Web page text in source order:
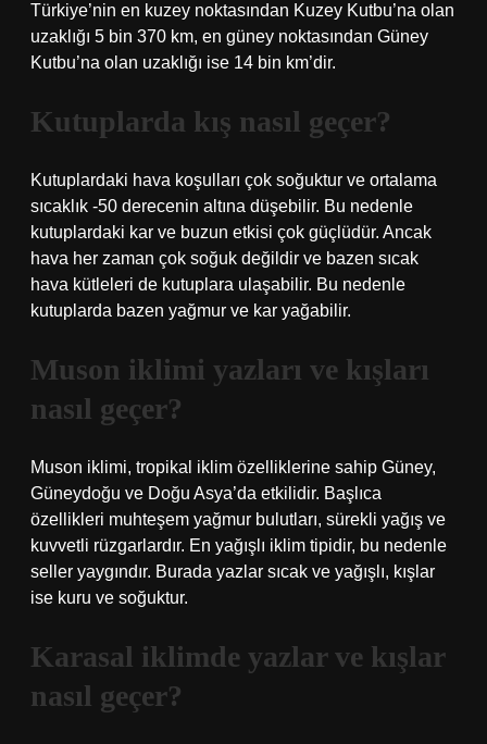
Türkiye’nin en kuzey noktasından Kuzey Kutbu’na olan
uzaklığı 5 bin 370 km, en güney noktasından Güney
Kutbu’na olan uzaklığı ise 14 bin km’dir.
Kutuplarda kış nasıl geçer?
Kutuplardaki hava koşulları çok soğuktur ve ortalama
sıcaklık -50 derecenin altına düşebilir. Bu nedenle
kutuplardaki kar ve buzun etkisi çok güçlüdür. Ancak
hava her zaman çok soğuk değildir ve bazen sıcak
hava kütleleri de kutuplara ulaşabilir. Bu nedenle
kutuplarda bazen yağmur ve kar yağabilir.
Muson iklimi yazları ve kışları
nasıl geçer?
Muson iklimi, tropikal iklim özelliklerine sahip Güney,
Güneydoğu ve Doğu Asya’da etkilidir. Başlıca
özellikleri muhteşem yağmur bulutları, sürekli yağış ve
kuvvetli rüzgarlardır. En yağışlı iklim tipidir, bu nedenle
seller yaygındır. Burada yazlar sıcak ve yağışlı, kışlar
ise kuru ve soğuktur.
Karasal iklimde yazlar ve kışlar
nasıl geçer?